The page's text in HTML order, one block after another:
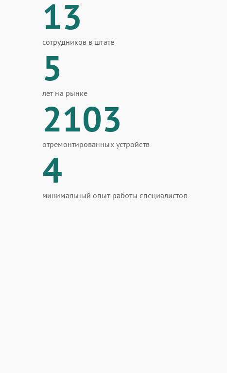
13
сотрудников в штате
5
лет на рынке
2103
отремонтированных устройств
4
минимальный опыт работы специалистов